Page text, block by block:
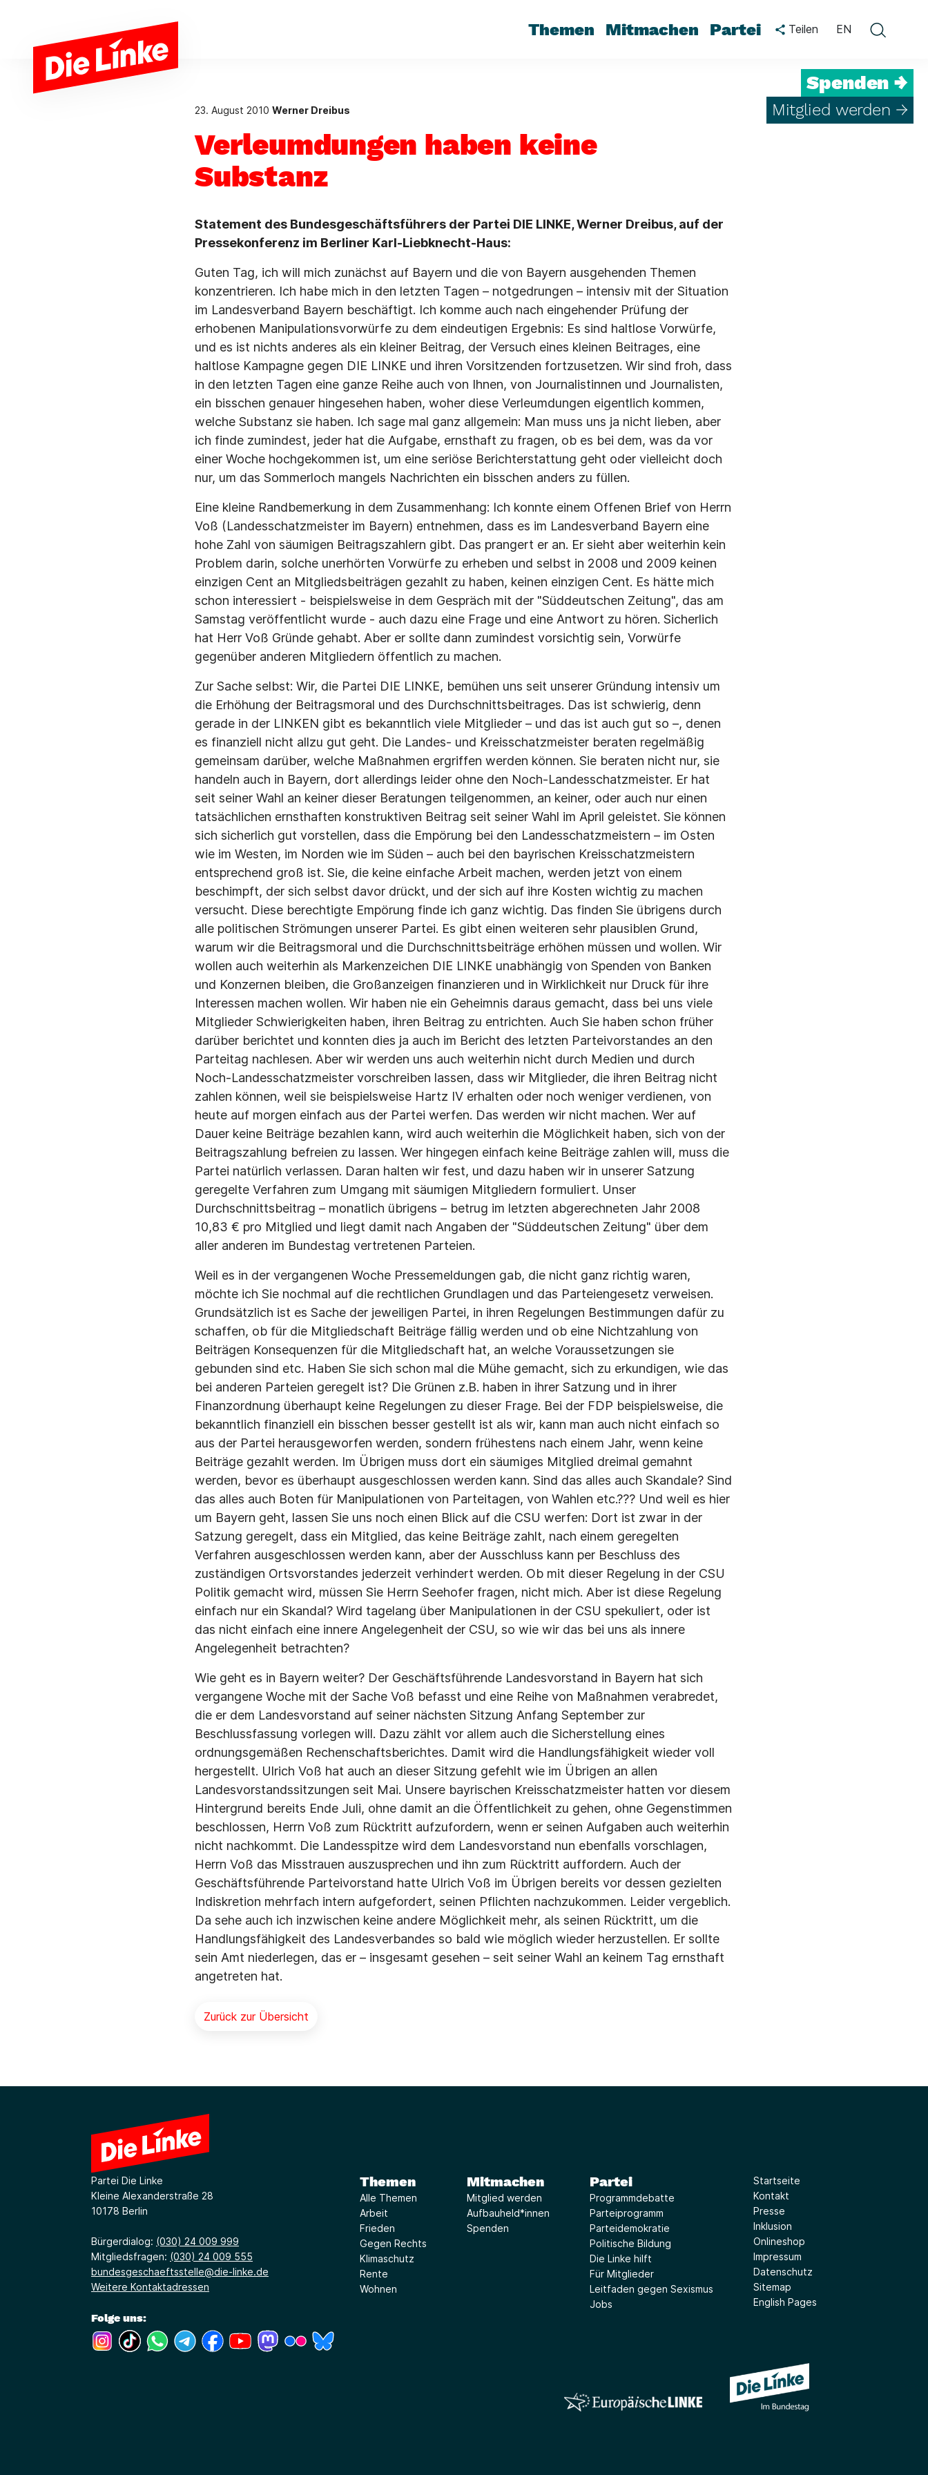
Themen Mitmachen Partei Teilen EN
Spenden →
Mitglied werden →
23. August 2010 Werner Dreibus
Verleumdungen haben keine
Substanz
Statement des Bundesgeschäftsführers der Partei DIE LINKE, Werner Dreibus, auf der
Pressekonferenz im Berliner Karl-Liebknecht-Haus:
Guten Tag, ich will mich zunächst auf Bayern und die von Bayern ausgehenden Themen
konzentrieren. Ich habe mich in den letzten Tagen – notgedrungen – intensiv mit der Situation
im Landesverband Bayern beschäftigt. Ich komme auch nach eingehender Prüfung der
erhobenen Manipulationsvorwürfe zu dem eindeutigen Ergebnis: Es sind haltlose Vorwürfe,
und es ist nichts anderes als ein kleiner Beitrag, der Versuch eines kleinen Beitrages, eine
haltlose Kampagne gegen DIE LINKE und ihren Vorsitzenden fortzusetzen. Wir sind froh, dass
in den letzten Tagen eine ganze Reihe auch von Ihnen, von Journalistinnen und Journalisten,
ein bisschen genauer hingesehen haben, woher diese Verleumdungen eigentlich kommen,
welche Substanz sie haben. Ich sage mal ganz allgemein: Man muss uns ja nicht lieben, aber
ich finde zumindest, jeder hat die Aufgabe, ernsthaft zu fragen, ob es bei dem, was da vor
einer Woche hochgekommen ist, um eine seriöse Berichterstattung geht oder vielleicht doch
nur, um das Sommerloch mangels Nachrichten ein bisschen anders zu füllen.
Eine kleine Randbemerkung in dem Zusammenhang: Ich konnte einem Offenen Brief von Herrn
Voß (Landesschatzmeister im Bayern) entnehmen, dass es im Landesverband Bayern eine
hohe Zahl von säumigen Beitragszahlern gibt. Das prangert er an. Er sieht aber weiterhin kein
Problem darin, solche unerhörten Vorwürfe zu erheben und selbst in 2008 und 2009 keinen
einzigen Cent an Mitgliedsbeiträgen gezahlt zu haben, keinen einzigen Cent. Es hätte mich
schon interessiert - beispielsweise in dem Gespräch mit der "Süddeutschen Zeitung", das am
Samstag veröffentlicht wurde - auch dazu eine Frage und eine Antwort zu hören. Sicherlich
hat Herr Voß Gründe gehabt. Aber er sollte dann zumindest vorsichtig sein, Vorwürfe
gegenüber anderen Mitgliedern öffentlich zu machen.
Zur Sache selbst: Wir, die Partei DIE LINKE, bemühen uns seit unserer Gründung intensiv um
die Erhöhung der Beitragsmoral und des Durchschnittsbeitrages. Das ist schwierig, denn
gerade in der LINKEN gibt es bekanntlich viele Mitglieder – und das ist auch gut so –, denen
es finanziell nicht allzu gut geht. Die Landes- und Kreisschatzmeister beraten regelmäßig
gemeinsam darüber, welche Maßnahmen ergriffen werden können. Sie beraten nicht nur, sie
handeln auch in Bayern, dort allerdings leider ohne den Noch-Landesschatzmeister. Er hat
seit seiner Wahl an keiner dieser Beratungen teilgenommen, an keiner, oder auch nur einen
tatsächlichen ernsthaften konstruktiven Beitrag seit seiner Wahl im April geleistet. Sie können
sich sicherlich gut vorstellen, dass die Empörung bei den Landesschatzmeistern – im Osten
wie im Westen, im Norden wie im Süden – auch bei den bayrischen Kreisschatzmeistern
entsprechend groß ist. Sie, die keine einfache Arbeit machen, werden jetzt von einem
beschimpft, der sich selbst davor drückt, und der sich auf ihre Kosten wichtig zu machen
versucht. Diese berechtigte Empörung finde ich ganz wichtig. Das finden Sie übrigens durch
alle politischen Strömungen unserer Partei. Es gibt einen weiteren sehr plausiblen Grund,
warum wir die Beitragsmoral und die Durchschnittsbeiträge erhöhen müssen und wollen. Wir
wollen auch weiterhin als Markenzeichen DIE LINKE unabhängig von Spenden von Banken
und Konzernen bleiben, die Großanzeigen finanzieren und in Wirklichkeit nur Druck für ihre
Interessen machen wollen. Wir haben nie ein Geheimnis daraus gemacht, dass bei uns viele
Mitglieder Schwierigkeiten haben, ihren Beitrag zu entrichten. Auch Sie haben schon früher
darüber berichtet und konnten dies ja auch im Bericht des letzten Parteivorstandes an den
Parteitag nachlesen. Aber wir werden uns auch weiterhin nicht durch Medien und durch
Noch-Landesschatzmeister vorschreiben lassen, dass wir Mitglieder, die ihren Beitrag nicht
zahlen können, weil sie beispielsweise Hartz IV erhalten oder noch weniger verdienen, von
heute auf morgen einfach aus der Partei werfen. Das werden wir nicht machen. Wer auf
Dauer keine Beiträge bezahlen kann, wird auch weiterhin die Möglichkeit haben, sich von der
Beitragszahlung befreien zu lassen. Wer hingegen einfach keine Beiträge zahlen will, muss die
Partei natürlich verlassen. Daran halten wir fest, und dazu haben wir in unserer Satzung
geregelte Verfahren zum Umgang mit säumigen Mitgliedern formuliert. Unser
Durchschnittsbeitrag – monatlich übrigens – betrug im letzten abgerechneten Jahr 2008
10,83 € pro Mitglied und liegt damit nach Angaben der "Süddeutschen Zeitung" über dem
aller anderen im Bundestag vertretenen Parteien.
Weil es in der vergangenen Woche Pressemeldungen gab, die nicht ganz richtig waren,
möchte ich Sie nochmal auf die rechtlichen Grundlagen und das Parteiengesetz verweisen.
Grundsätzlich ist es Sache der jeweiligen Partei, in ihren Regelungen Bestimmungen dafür zu
schaffen, ob für die Mitgliedschaft Beiträge fällig werden und ob eine Nichtzahlung von
Beiträgen Konsequenzen für die Mitgliedschaft hat, an welche Voraussetzungen sie
gebunden sind etc. Haben Sie sich schon mal die Mühe gemacht, sich zu erkundigen, wie das
bei anderen Parteien geregelt ist? Die Grünen z.B. haben in ihrer Satzung und in ihrer
Finanzordnung überhaupt keine Regelungen zu dieser Frage. Bei der FDP beispielsweise, die
bekanntlich finanziell ein bisschen besser gestellt ist als wir, kann man auch nicht einfach so
aus der Partei herausgeworfen werden, sondern frühestens nach einem Jahr, wenn keine
Beiträge gezahlt werden. Im Übrigen muss dort ein säumiges Mitglied dreimal gemahnt
werden, bevor es überhaupt ausgeschlossen werden kann. Sind das alles auch Skandale? Sind
das alles auch Boten für Manipulationen von Parteitagen, von Wahlen etc.??? Und weil es hier
um Bayern geht, lassen Sie uns noch einen Blick auf die CSU werfen: Dort ist zwar in der
Satzung geregelt, dass ein Mitglied, das keine Beiträge zahlt, nach einem geregelten
Verfahren ausgeschlossen werden kann, aber der Ausschluss kann per Beschluss des
zuständigen Ortsvorstandes jederzeit verhindert werden. Ob mit dieser Regelung in der CSU
Politik gemacht wird, müssen Sie Herrn Seehofer fragen, nicht mich. Aber ist diese Regelung
einfach nur ein Skandal? Wird tagelang über Manipulationen in der CSU spekuliert, oder ist
das nicht einfach eine innere Angelegenheit der CSU, so wie wir das bei uns als innere
Angelegenheit betrachten?
Wie geht es in Bayern weiter? Der Geschäftsführende Landesvorstand in Bayern hat sich
vergangene Woche mit der Sache Voß befasst und eine Reihe von Maßnahmen verabredet,
die er dem Landesvorstand auf seiner nächsten Sitzung Anfang September zur
Beschlussfassung vorlegen will. Dazu zählt vor allem auch die Sicherstellung eines
ordnungsgemäßen Rechenschaftsberichtes. Damit wird die Handlungsfähigkeit wieder voll
hergestellt. Ulrich Voß hat auch an dieser Sitzung gefehlt wie im Übrigen an allen
Landesvorstandssitzungen seit Mai. Unsere bayrischen Kreisschatzmeister hatten vor diesem
Hintergrund bereits Ende Juli, ohne damit an die Öffentlichkeit zu gehen, ohne Gegenstimmen
beschlossen, Herrn Voß zum Rücktritt aufzufordern, wenn er seinen Aufgaben auch weiterhin
nicht nachkommt. Die Landesspitze wird dem Landesvorstand nun ebenfalls vorschlagen,
Herrn Voß das Misstrauen auszusprechen und ihn zum Rücktritt auffordern. Auch der
Geschäftsführende Parteivorstand hatte Ulrich Voß im Übrigen bereits vor dessen gezielten
Indiskretion mehrfach intern aufgefordert, seinen Pflichten nachzukommen. Leider vergeblich.
Da sehe auch ich inzwischen keine andere Möglichkeit mehr, als seinen Rücktritt, um die
Handlungsfähigkeit des Landesverbandes so bald wie möglich wieder herzustellen. Er sollte
sein Amt niederlegen, das er – insgesamt gesehen – seit seiner Wahl an keinem Tag ernsthaft
angetreten hat.
Zurück zur Übersicht
Partei Die Linke
Kleine Alexanderstraße 28
10178 Berlin
Bürgerdialog: (030) 24 009 999
Mitgliedsfragen: (030) 24 009 555
bundesgeschaeftsstelle@die-linke.de
Weitere Kontaktadressen
Folge uns:
(Link öffnet ein neues Fenster)
(Link öffnet ein neues Fenster)
(Link öffnet ein neues Fenster)
(Link öffnet ein neues Fenster)
(Link öffnet ein neues Fenster)
(Link öffnet ein neues Fenster)
(Link öffnet ein neues Fenster)
(Link öffnet ein neues Fenster)
Themen
Alle Themen
Arbeit
Frieden
Gegen Rechts
Klimaschutz
Rente
Wohnen
Mitmachen
Mitglied werden
Aufbauheld*innen
Spenden
Partei
Programmdebatte
Parteiprogramm
Parteidemokratie
Politische Bildung
Die Linke hilft
Für Mitglieder
Leitfaden gegen Sexismus
Jobs
Startseite
Kontakt
Presse
Inklusion
Onlineshop
Impressum
Datenschutz
Sitemap
English Pages
(Link öffnet ein neues Fenster)